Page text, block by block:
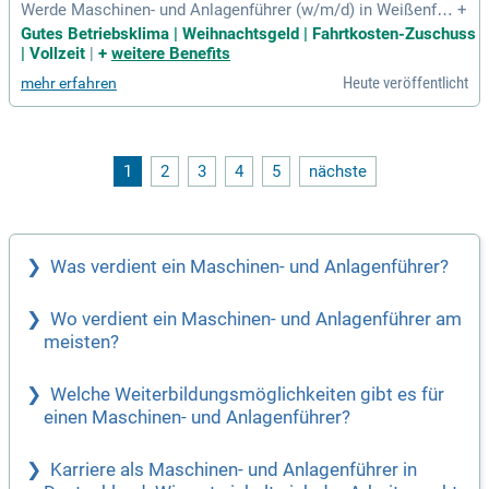
Werde Maschinen- und Anlagenführer (w/m/d) in Weißenfel
s! Während deiner 2-jährigen Ausbildung erlernst du die fach
gerechte Bedienung modernster Produktions- und Verpacku
sorgst für reibungslose Abläufe und bereitest Rohstoffe so
wie Verpackungen effizient vor. Als detailorientierter Profi k
Verständnis auf und unterstützt bei der Wartung und Instand
haltung der Maschinen. Starte jetzt deine Karriere im Masch
+
Gutes Betriebsklima | Weihnachtsgeld | Fahrtkosten-Zuschuss
| Vollzeit | + weitere Benefits
mehr erfahren Heute veröffentlicht
1 2 3 4 5 nächste
Was verdient ein Maschinen- und Anlagenführer?
Wo verdient ein Maschinen- und Anlagenführer am
meisten?
Welche Weiterbildungsmöglichkeiten gibt es für
einen Maschinen- und Anlagenführer?
Karriere als Maschinen- und Anlagenführer in